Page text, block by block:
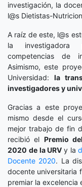
investigación, la
l@s Dietistas-
A raíz de este, l@s
la investigadora
competencias de
Asimismo, este
Universidad: la
investigadores y
Gracias a este
mismo desde el
mejor trabajo de fin
recibió el Premio
2020 de la URV y la
Docente 2020. La
docente universitaria
premiar la excelencia